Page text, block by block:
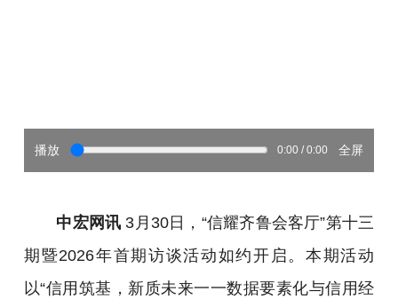
播放 0:00 / 0:00 全屏
中宏网讯 3月30日，“信耀齐鲁会客厅”第十三
期暨2026年首期访谈活动如约开启。本期活动
以“信用筑基，新质未来一一数据要素化与信用经